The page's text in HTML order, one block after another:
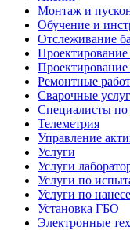
Монтаж и
Обучение и
Отслеживание
Ремонтные
Сварочные
Специалисты по
Телеметрия
Управление
Услуги
Услуги
Услуги по
Услуги по
Установка ГБО
Электронные